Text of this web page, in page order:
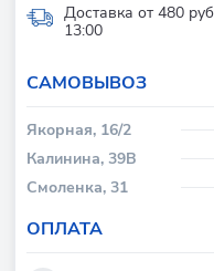
Доставка от 480
13:00
CАМОВЫВОЗ
Якорная, 16/2
Калинина, 39В
Смоленка, 31
ОПЛАТА